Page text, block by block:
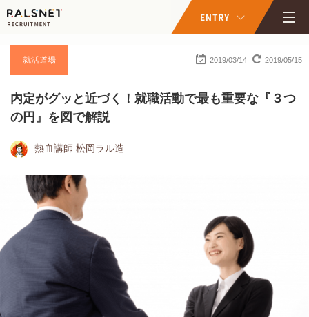
就活道場 2019/03/14 2019/05/15
内定がグッと近づく！就職活動で最も重要な『３つ
の円』を図で解説
熱血講師 松岡ラル造